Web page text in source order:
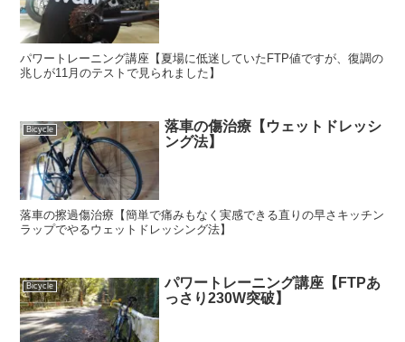
パワートレーニング講座【夏場に低迷していたFTP値ですが、復調の
兆しが11月のテストで見られました】
Bicycle
落車の傷治療【ウェットドレッシ
ング法】
落車の擦過傷治療【簡単で痛みもなく実感できる直りの早さキッチン
ラップでやるウェットドレッシング法】
Bicycle
パワートレーニング講座【FTPあ
っさり230W突破】